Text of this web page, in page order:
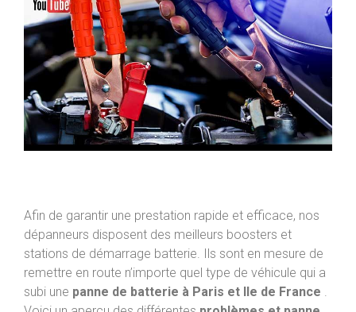
Afin de garantir une prestation rapide et efficace, nos
dépanneurs disposent des meilleurs boosters et
stations de démarrage batterie. Ils sont en mesure de
remettre en route n’importe quel type de véhicule qui a
subi une panne de batterie à Paris et Ile de France